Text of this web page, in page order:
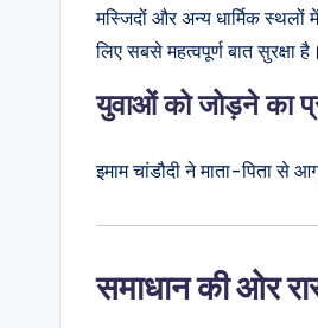
मस्जिदों और अन्य धार्मिक
लिए सबसे महत्वपूर्ण बात सुरक्षा
युवाओं को जोड़ने का
इमाम चांडौदी ने माता-पिता से
समाधान की ओर